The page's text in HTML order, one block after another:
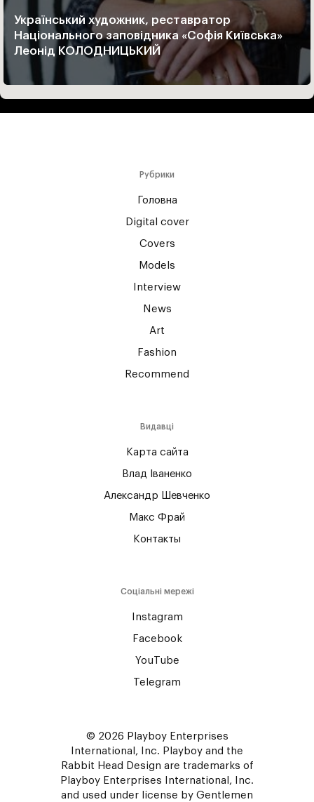
Український художник, реставратор
Національного заповідника «Софія Київська»
Леонід КОЛОДНИЦЬКИЙ
Рубрики
Головна
Digital cover
Covers
Models
Interview
News
Art
Fashion
Recommend
Видавці
Карта сайта
Влад Іваненко
Александр Шевченко
Макс Фрай
Контакты
Соціальні мережі
Instagram
Facebook
YouTube
Telegram
© 2026 Playboy Enterprises
International, Inc. Playboy and the
Rabbit Head Design are trademarks of
Playboy Enterprises International, Inc.
and used under license by Gentlemen